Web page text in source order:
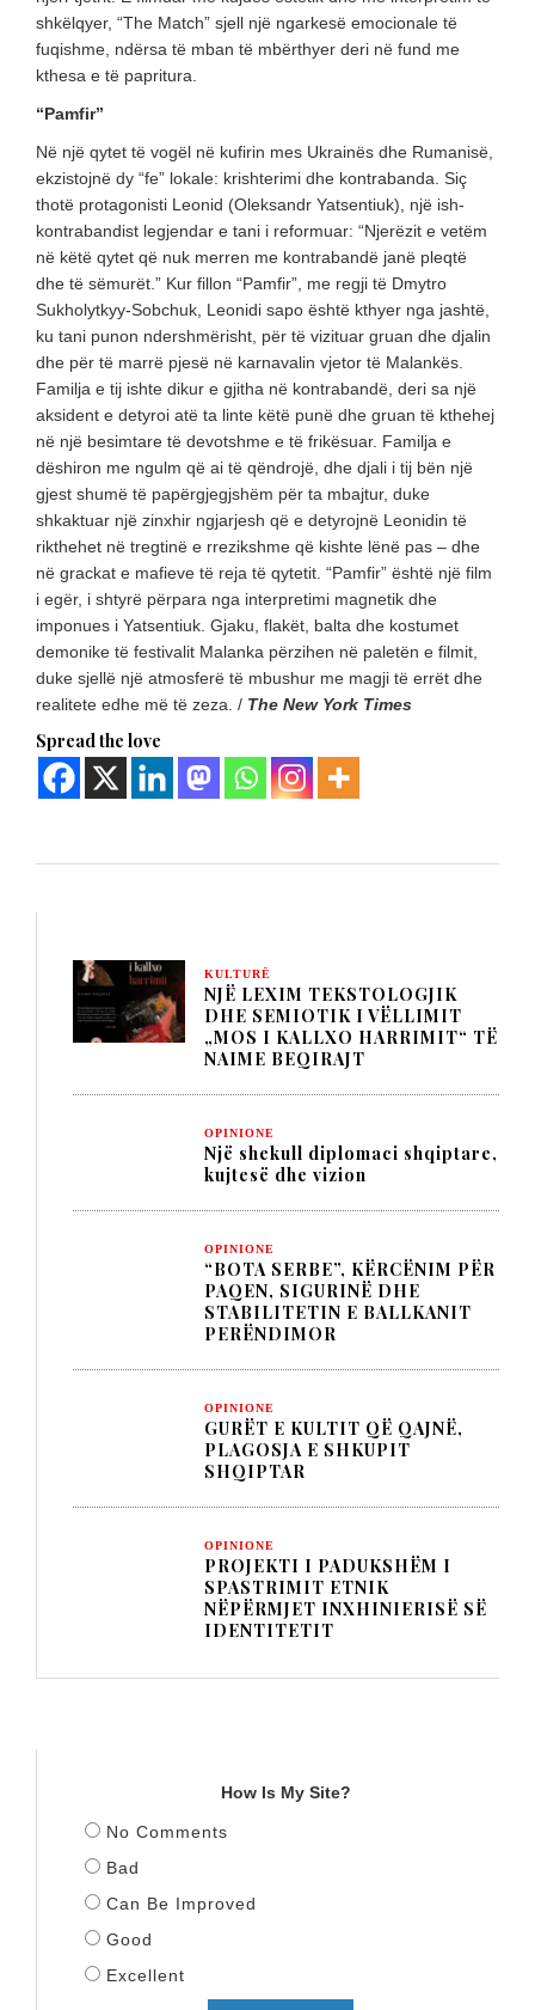
shkëlqyer, “The Match” sjell një ngarkesë emocionale të
fuqishme, ndërsa të mban të mbërthyer deri në fund me
kthesa e të papritura.
“Pamfir”
Në një qytet të vogël në kufirin mes Ukrainës dhe Rumanisë,
ekzistojnë dy “fe” lokale: krishterimi dhe kontrabanda. Siç
thotë protagonisti Leonid (Oleksandr Yatsentiuk), një ish-
kontrabandist legjendar e tani i reformuar: “Njerëzit e vetëm
në këtë qytet që nuk merren me kontrabandë janë pleqtë
dhe të sëmurët.” Kur fillon “Pamfir”, me regji të Dmytro
Sukholytkyy-Sobchuk, Leonidi sapo është kthyer nga jashtë,
ku tani punon ndershmërisht, për të vizituar gruan dhe djalin
dhe për të marrë pjesë në karnavalin vjetor të Malankës.
Familja e tij ishte dikur e gjitha në kontrabandë, deri sa një
aksident e detyroi atë ta linte këtë punë dhe gruan të kthehej
në një besimtare të devotshme e të frikësuar. Familja e
dëshiron me ngulm që ai të qëndrojë, dhe djali i tij bën një
gjest shumë të papërgjegjshëm për ta mbajtur, duke
shkaktuar një zinxhir ngjarjesh që e detyrojnë Leonidin të
rikthehet në tregtinë e rrezikshme që kishte lënë pas – dhe
në grackat e mafieve të reja të qytetit. “Pamfir” është një film
i egër, i shtyrë përpara nga interpretimi magnetik dhe
imponues i Yatsentiuk. Gjaku, flakët, balta dhe kostumet
demonike të festivalit Malanka përzihen në paletën e filmit,
duke sjellë një atmosferë të mbushur me magji të errët dhe
realitete edhe më të zeza. / The New York Times
Spread the love
KULTURË
NJË LEXIM TEKSTOLOGJIK
DHE SEMIOTIK I VËLLIMIT
„MOS I KALLXO HARRIMIT“ TË
NAIME BEQIRAJT
OPINIONE
Një shekull diplomaci shqiptare,
kujtesë dhe vizion
OPINIONE
“BOTA SERBE”, KËRCËNIM PËR
PAQEN, SIGURINË DHE
STABILITETIN E BALLKANIT
PERËNDIMOR
OPINIONE
GURËT E KULTIT QË QAJNË,
PLAGOSJA E SHKUPIT
SHQIPTAR
OPINIONE
PROJEKTI I PADUKSHËM I
SPASTRIMIT ETNIK
NËPËRMJET INXHINIERISË SË
IDENTITETIT
How Is My Site?
No Comments
Bad
Can Be Improved
Good
Excellent